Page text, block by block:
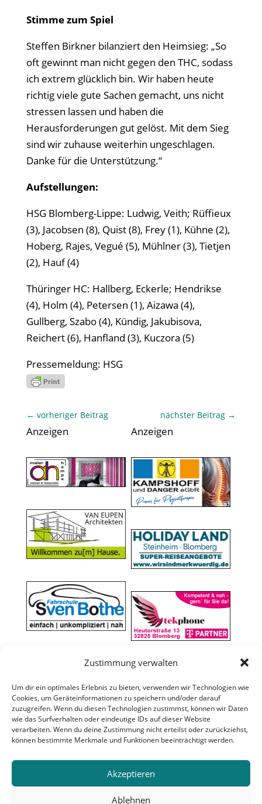
Zustimmung verwalten
Um dir ein optimales Erlebnis zu bieten, verwenden wir Technologien wie
Cookies, um Geräteinformationen zu speichern und/oder darauf
zuzugreifen. Wenn du diesen Technologien zustimmst, können wir Daten
wie das Surfverhalten oder eindeutige IDs auf dieser Website
verarbeiten. Wenn du deine Zustimmung nicht erteilst oder zurückziehst,
können bestimmte Merkmale und Funktionen beeinträchtigt werden.
Akzeptieren
Ablehnen
Stimme zum Spiel
Steffen Birkner bilanziert den Heimsieg: „So
oft gewinnt man nicht gegen den THC, sodass
ich extrem glücklich bin. Wir haben heute
richtig viele gute Sachen gemacht, uns nicht
stressen lassen und haben die
Herausforderungen gut gelöst. Mit dem Sieg
sind wir zuhause weiterhin ungeschlagen.
Danke für die Unterstützung.“
Aufstellungen:
HSG Blomberg-Lippe: Ludwig, Veith; Rüffieux
(3), Jacobsen (8), Quist (8), Frey (1), Kühne (2),
Hoberg, Rajes, Vegué (5), Mühlner (3), Tietjen
(2), Hauf (4)
Thüringer HC: Hallberg, Eckerle; Hendrikse
(4), Holm (4), Petersen (1), Aizawa (4),
Gullberg, Szabo (4), Kündig, Jakubisova,
Reichert (6), Hanfland (3), Kuczora (5)
Pressemeldung: HSG
← vorheriger Beitrag nächster Beitrag →
Anzeigen Anzeigen